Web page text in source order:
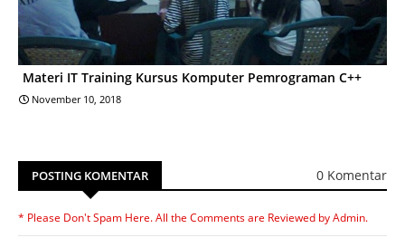
Materi IT Training Kursus Komputer Pemrograman C++
November 10, 2018
POSTING KOMENTAR 0 Komentar
* Please Don't Spam Here. All the Comments are Reviewed by Admin.